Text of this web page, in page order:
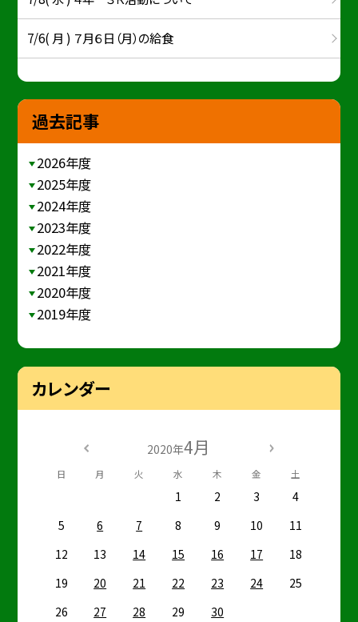
7/6( 月 ) ７月６日（月）の給食
過去記事
2026年度
2025年度
2024年度
2023年度
2022年度
2021年度
2020年度
2019年度
カレンダー
2020年4月
日 月 火 水 木 金 土
1 2 3
4
5
6 7 8 9 10
11
12
13 14 15 16 17
18
19
20 21 22 23 24
25
26
27 28 29 30